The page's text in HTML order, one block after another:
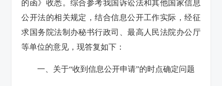
的函》收悉。综合参考我国诉讼法和其他国家信息
公开法的相关规定，结合信息公开工作实际，经征
求国务院法制办秘书行政司、最高人民法院办公厅
等单位的意见，现答复如下：
一、关于“收到信息公开申请”的时点确定问题